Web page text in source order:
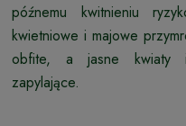
późnemu kwitnieniu
kwietniowe i majowe
obfite, a jasne kwiaty
zapylające.